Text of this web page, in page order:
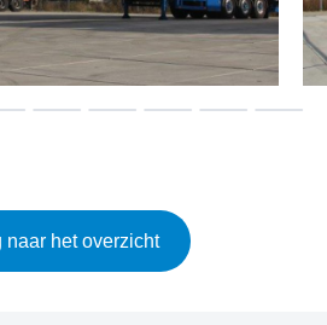
naar het overzicht